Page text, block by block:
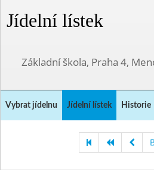
Jídelní lístek
Základní škola, Praha 4,
Vybrat jídelnu Jídelní lístek Historie